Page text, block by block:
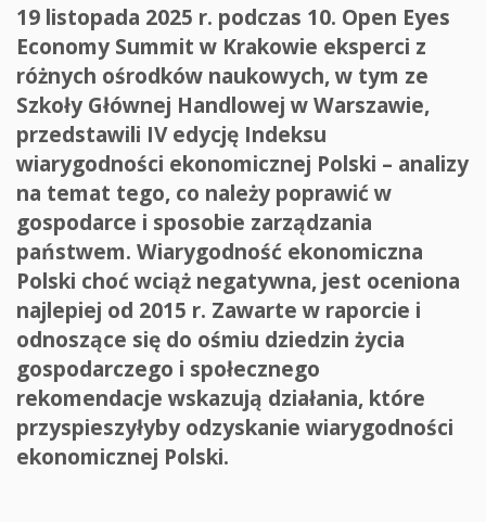
19 listopada 2025 r. podczas 10. Open Eyes
Economy Summit w Krakowie eksperci z
różnych ośrodków naukowych, w tym ze
Szkoły Głównej Handlowej w Warszawie,
przedstawili IV edycję Indeksu
wiarygodności ekonomicznej Polski – analizy
na temat tego, co należy poprawić w
gospodarce i sposobie zarządzania
państwem. Wiarygodność ekonomiczna
Polski choć wciąż negatywna, jest oceniona
najlepiej od 2015 r. Zawarte w raporcie i
odnoszące się do ośmiu dziedzin życia
gospodarczego i społecznego
rekomendacje wskazują działania, które
przyspieszyłyby odzyskanie wiarygodności
ekonomicznej Polski.